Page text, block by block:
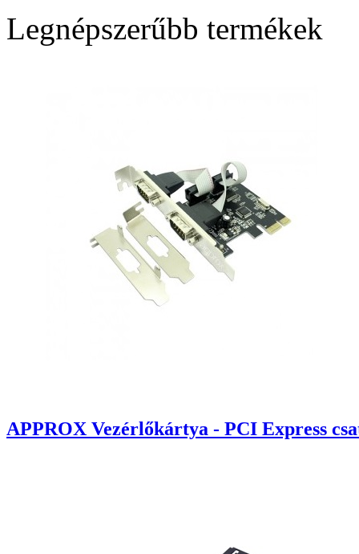
Legnépszerűbb termékek
APPROX Vezérlőkártya - PCI Express